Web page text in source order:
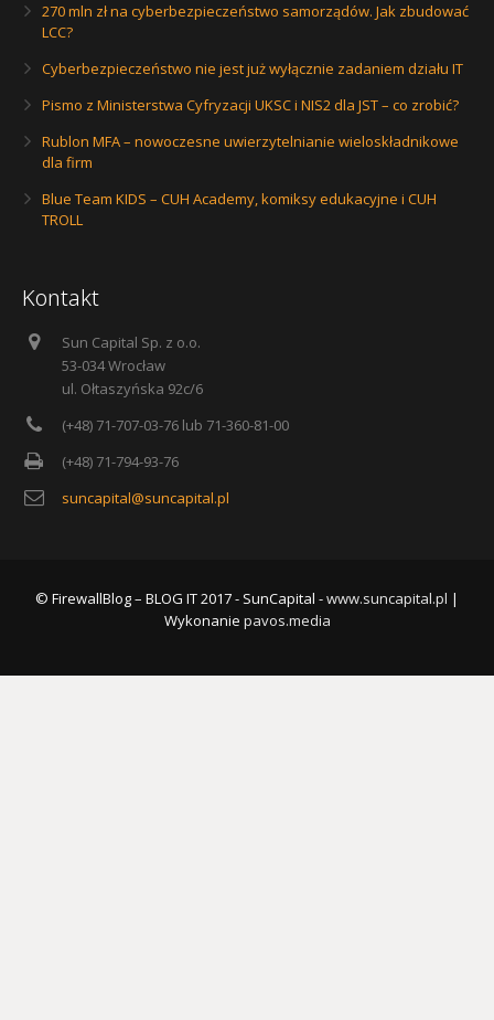
270 mln zł na cyberbezpieczeństwo samorządów. Jak zbudować
LCC?
Cyberbezpieczeństwo nie jest już wyłącznie zadaniem działu IT
Pismo z Ministerstwa Cyfryzacji UKSC i NIS2 dla JST – co zrobić?
Rublon MFA – nowoczesne uwierzytelnianie wieloskładnikowe
dla firm
Blue Team KIDS – CUH Academy, komiksy edukacyjne i CUH
TROLL
Kontakt
Sun Capital Sp. z o.o.
53-034 Wrocław
ul. Ołtaszyńska 92c/6
(+48) 71-707-03-76 lub 71-360-81-00
(+48) 71-794-93-76
suncapital@suncapital.pl
© FirewallBlog – BLOG IT 2017 - SunCapital -www.suncapital.pl |
Wykonanie pavos.media